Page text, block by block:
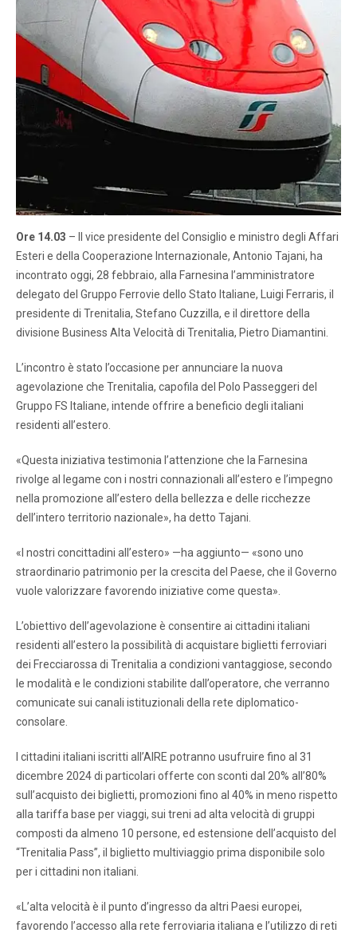
Ore 14.03 – Il vice presidente del Consiglio e ministro degli Affari
Esteri e della Cooperazione Internazionale, Antonio Tajani, ha
incontrato oggi, 28 febbraio, alla Farnesina l’amministratore
delegato del Gruppo Ferrovie dello Stato Italiane, Luigi Ferraris, il
presidente di Trenitalia, Stefano Cuzzilla, e il direttore della
divisione Business Alta Velocità di Trenitalia, Pietro Diamantini.
L’incontro è stato l’occasione per annunciare la nuova
agevolazione che Trenitalia, capofila del Polo Passeggeri del
Gruppo FS Italiane, intende offrire a beneficio degli italiani
residenti all’estero.
«Questa iniziativa testimonia l’attenzione che la Farnesina
rivolge al legame con i nostri connazionali all’estero e l’impegno
nella promozione all’estero della bellezza e delle ricchezze
dell’intero territorio nazionale», ha detto Tajani.
«I nostri concittadini all’estero» —ha aggiunto— «sono uno
straordinario patrimonio per la crescita del Paese, che il Governo
vuole valorizzare favorendo iniziative come questa».
L’obiettivo dell’agevolazione è consentire ai cittadini italiani
residenti all’estero la possibilità di acquistare biglietti ferroviari
dei Frecciarossa di Trenitalia a condizioni vantaggiose, secondo
le modalità e le condizioni stabilite dall’operatore, che verranno
comunicate sui canali istituzionali della rete diplomatico-
consolare.
I cittadini italiani iscritti all’AIRE potranno usufruire fino al 31
dicembre 2024 di particolari offerte con sconti dal 20% all’80%
sull’acquisto dei biglietti, promozioni fino al 40% in meno rispetto
alla tariffa base per viaggi, sui treni ad alta velocità di gruppi
composti da almeno 10 persone, ed estensione dell’acquisto del
“Trenitalia Pass”, il biglietto multiviaggio prima disponibile solo
per i cittadini non italiani.
«L’alta velocità è il punto d’ingresso da altri Paesi europei,
favorendo l’accesso alla rete ferroviaria italiana e l’utilizzo di reti